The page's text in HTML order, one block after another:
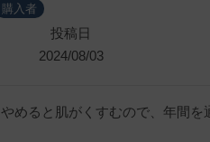
購入者
投稿日
2024/08/03
やめると肌がくすむので、年間を